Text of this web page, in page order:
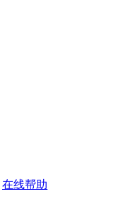
在线帮助